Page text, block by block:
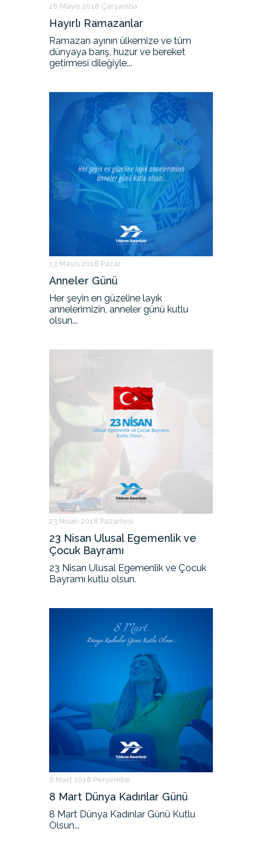
16 Mayıs 2018 Çarşamba
Hayırlı Ramazanlar
Ramazan ayının ülkemize ve tüm
dünyaya barış, huzur ve bereket
getirmesi dileğiyle...
13 Mayıs 2018 Pazar
Anneler Günü
Her şeyin en güzeline layık
annelerimizin, anneler günü kutlu
olsun...
23 Nisan 2018 Pazartesi
23 Nisan Ulusal Egemenlik ve
Çocuk Bayramı
23 Nisan Ulusal Egemenlik ve Çocuk
Bayramı kutlu olsun.
8 Mart 2018 Perşembe
8 Mart Dünya Kadınlar Günü
8 Mart Dünya Kadınlar Günü Kutlu
Olsun...